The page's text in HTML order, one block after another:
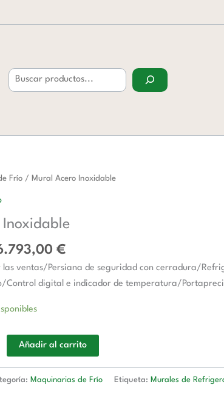
Frío / Mural Acero Inoxidable
Inoxidable
€.
€
El
es:
las ventas/Persiana de seguridad con cerradura/
Control digital e indicador de temperatura/
Añadir al carrito
Maquinarias de Frío Etiqueta: Murales de